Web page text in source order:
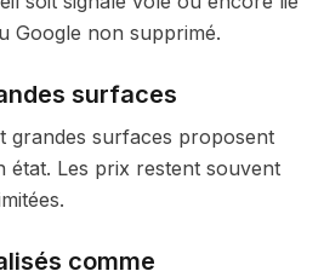
Google non supprimé.
surfaces
grandes surfaces proposent
état. Les prix restent souvent
comme